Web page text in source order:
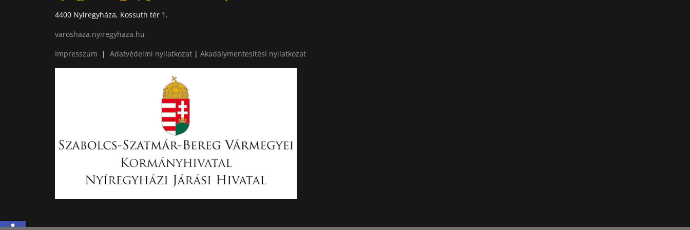
4400 Nyíregyháza, Kossuth tér 1.
varoshaza.nyiregyhaza.hu
Impresszum | Adatvédelmi nyilatkozat | Akadálymentesítési nyilatkozat